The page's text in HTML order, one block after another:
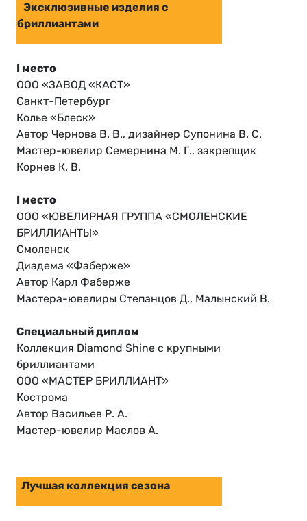
Эксклюзивные изделия с
бриллиантами
I место
ООО «ЗАВОД «КАСТ»
Санкт-Петербург
Колье «Блеск»
Автор Чернова В. В., дизайнер Супонина В. С.
Мастер-ювелир Семернина М. Г., закрепщик
Корнев К. В.
I место
ООО «ЮВЕЛИРНАЯ ГРУППА «СМОЛЕНСКИЕ
БРИЛЛИАНТЫ»
Смоленск
Диадема «Фаберже»
Автор Карл Фаберже
Мастера-ювелиры Степанцов Д., Малынский В.
Специальный диплом
Коллекция Diamond Shine с крупными
бриллиантами
ООО «МАСТЕР БРИЛЛИАНТ»
Кострома
Автор Васильев Р. А.
Мастер-ювелир Маслов А.
Лучшая коллекция сезона